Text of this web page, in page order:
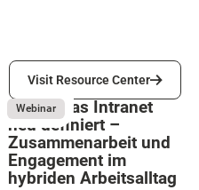
Visit Resource Center
Visit Resource Center
Webinar
Wie KI das Intranet
neu definiert –
Zusammenarbeit und
Engagement im
hybriden Arbeitsalltag